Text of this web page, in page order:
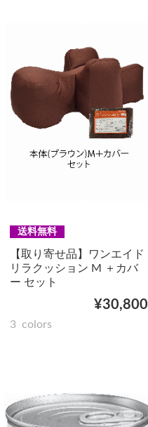
送料無料
【取り寄せ品】ワンエイド
リラクッション M ＋カバ
ー セット
¥30,800
3 colors